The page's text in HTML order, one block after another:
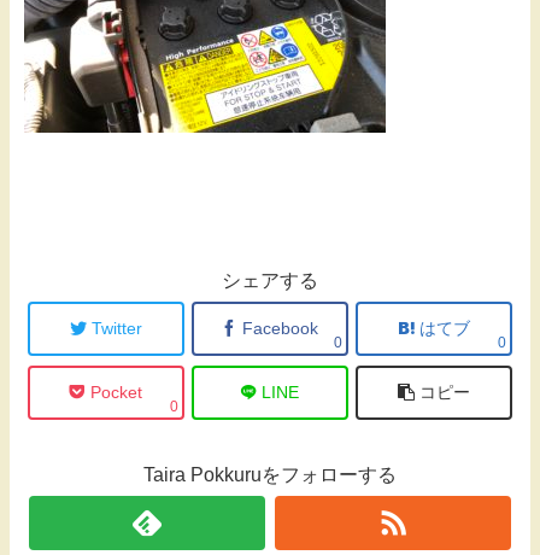
シェアする
Twitter Facebook
0
はてブ
0
Pocket
0
LINE コピー
Taira Pokkuruをフォローする